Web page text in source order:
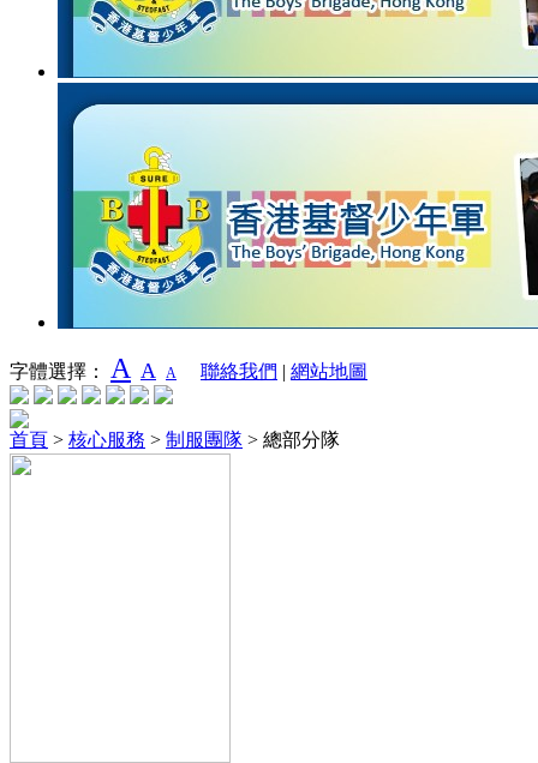
字體選擇： A A A 聯絡我們 | 網站地圖
首頁 > 核心服務 > 制服團隊 > 總部分隊